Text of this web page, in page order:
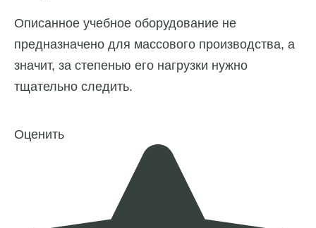
Описанное учебное оборудование не
предназначено для массового производства, а
значит, за степенью его нагрузки нужно
тщательно следить.
Оценить